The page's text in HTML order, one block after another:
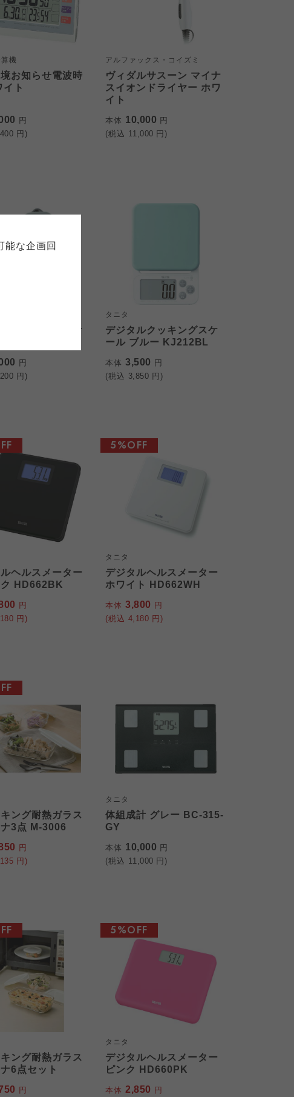
能な企画回
機
お知らせ電波時
イト
円
円)
アルファックス・コイズミ
ヴィダルサスーン マイナ
スイオンドライヤー ホワ
イト
本体 10,000 円
(税込 11,000 円)
ルクッキングスケ
円
円)
タニタ
デジタルクッキングスケ
ール ブルー KJ212BL
本体 3,500 円
(税込 3,850 円)
ヘルスメーター
HD662BK
円
円)
タニタ
デジタルヘルスメーター
ホワイト HD662WH
本体 3,800 円
(税込 4,180 円)
5%OFF
ング耐熱ガラス
3点 M-3006
円
円)
タニタ
体組成計 グレー BC-315-
GY
本体 10,000 円
(税込 11,000 円)
ング耐熱ガラス
6点セット
円
タニタ
デジタルヘルスメーター
ピンク HD660PK
本体 2,850 円
5%OFF
ついて
款の細則として規定されています。
リックしてご確認ください。
おおさかパルコープ
てご確認ください。
おおさかパルコープ